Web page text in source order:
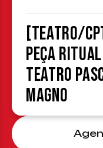
[TEATRO/
peça
Teatro
Magno